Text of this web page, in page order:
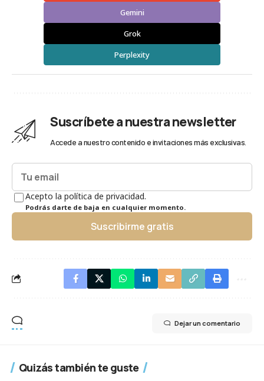
Gemini
Grok
Perplexity
Suscríbete a nuestra newsletter
Accede a nuestro contenido e invitaciones más exclusivas.
Acepto la política de privacidad.
Podrás darte de baja en cualquier momento.
Suscribirme gratis
Dejar un comentario
Quizás también te guste